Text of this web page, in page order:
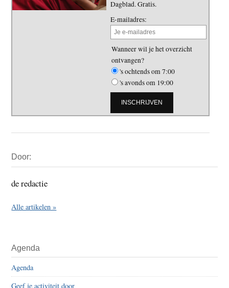
Dagblad. Gratis.
E-mailadres:
Wanneer wil je het overzicht
ontvangen?
's ochtends om 7:00
's avonds om 19:00
Sidebar
Door:
de redactie
Alle artikelen »
Agenda
Agenda
Geef je activiteit door